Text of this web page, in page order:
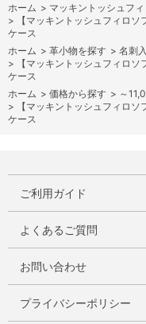
ホーム > マッキントッシュフ
>
【マッキントッシュフィロ
ケース
ホーム > 革小物を探す > 名刺
>
【マッキントッシュフィロ
ケース
ホーム > 価格から探す > ～
>
【マッキントッシュフィロ
ケース
ご利用ガイド
よくあるご質問
お問い合わせ
プライバシーポリシー